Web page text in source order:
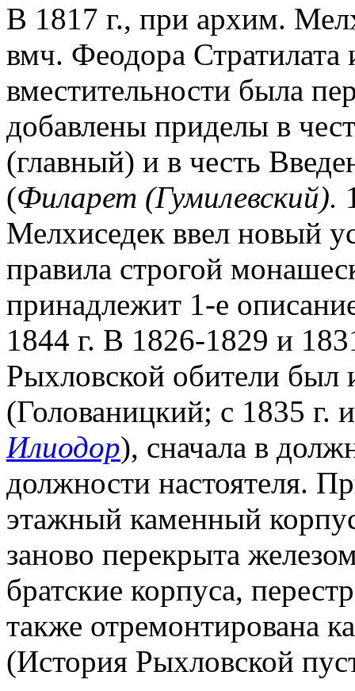
В 1817 г., при архим.
вмч. Феодора Стратилата
вместительности была
добавлены приделы в
(главный) и в честь
(Филарет (Гумилевский).
Мелхиседек ввел новый
правила строгой
принадлежит 1-е
1844 г. В 1826-1829 и
Рыхловской обители
(Голованицкий; с 1835 г.
Илиодор), сначала в
должности настоятеля.
этажный каменный
заново перекрыта
братские корпуса,
также отремонтирована
(История Рыхловской